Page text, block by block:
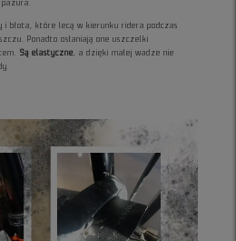
i błota, które lecą w kierunku ridera podczas
Ponadto osłaniają one uszczelki
Są elastyczne
, a dzięki małej wadze nie